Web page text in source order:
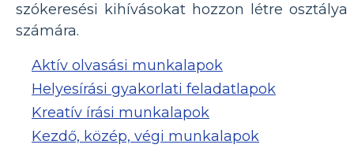
szókeresési kihívásokat hozzon létre osztálya
számára.
Aktív olvasási munkalapok
Helyesírási gyakorlati feladatlapok
Kreatív írási munkalapok
Kezdő, közép, végi munkalapok